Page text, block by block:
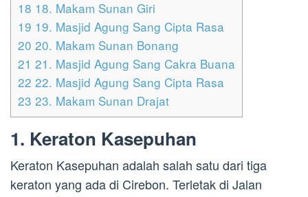
18 18. Makam Sunan Giri
19 19. Masjid Agung Sang Cipta Rasa
20 20. Makam Sunan Bonang
21 21. Masjid Agung Sang Cakra Buana
22 22. Masjid Agung Sang Cipta Rasa
23 23. Makam Sunan Drajat
1. Keraton Kasepuhan
Keraton Kasepuhan adalah salah satu dari tiga
keraton yang ada di Cirebon. Terletak di Jalan